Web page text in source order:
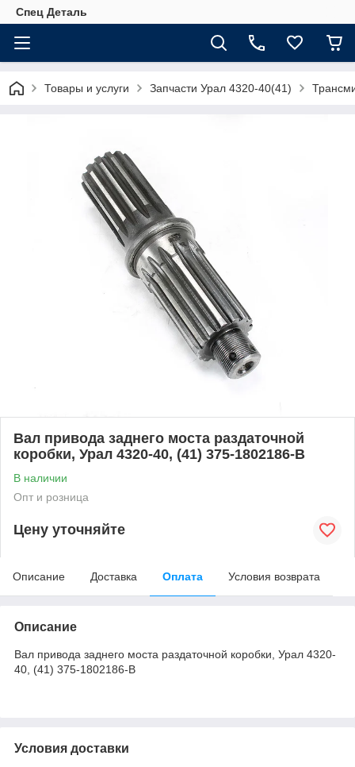
Спец Деталь
Товары и услуги Запчасти Урал 4320-40(41)
Вал привода заднего моста раздаточной
коробки, Урал 4320-40, (41) 375-1802186-В
В наличии
Опт и розница
Цену уточняйте
Описание Доставка Оплата Условия возврата
Описание
Вал привода заднего моста раздаточной коробки, Урал 4320-
40, (41) 375-1802186-В
Условия доставки